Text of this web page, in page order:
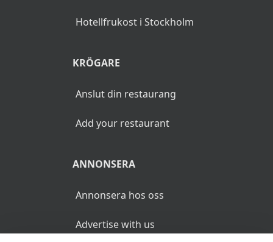
Hotellfrukost i Stockholm
KRÖGARE
Anslut din restaurang
Add your restaurant
ANNONSERA
Annonsera hos oss
Advertise with us